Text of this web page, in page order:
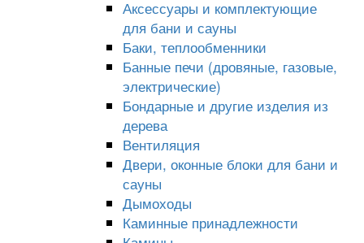
Аксессуары и комплектующие
для бани и сауны
Баки, теплообменники
Банные печи (дровяные, газовые,
электрические)
Бондарные и другие изделия из
дерева
Вентиляция
Двери, оконные блоки для бани и
сауны
Дымоходы
Каминные принадлежности